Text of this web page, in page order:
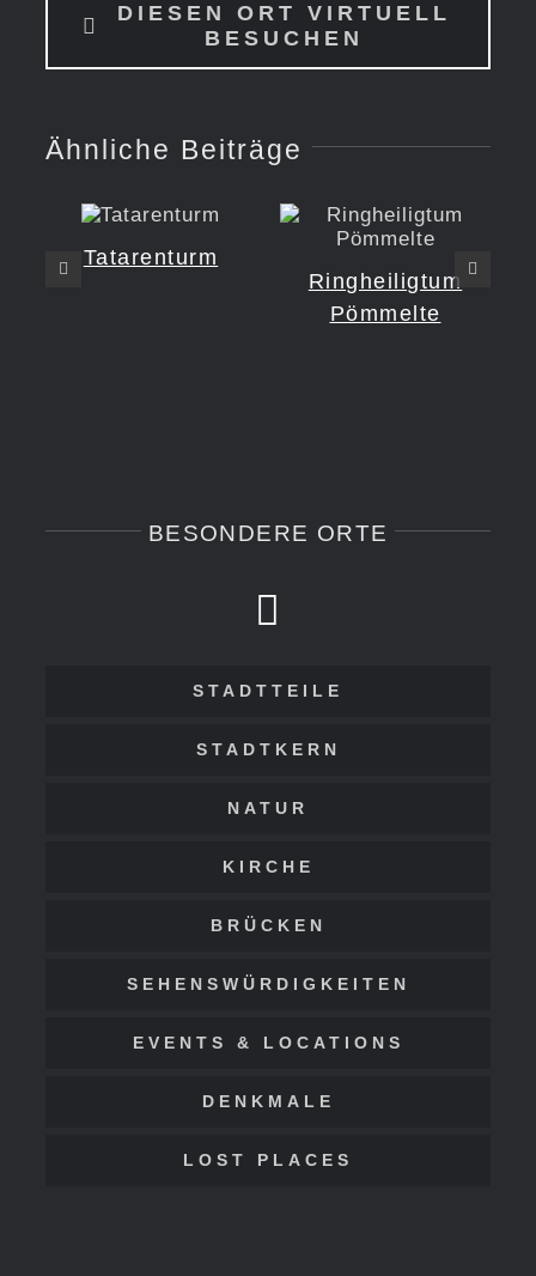
DIESEN ORT VIRTUELL
BESUCHEN
Ähnliche Beiträge
Tatarenturm
Ringheiligtum
Pömmelte
BESONDERE ORTE
STADTTEILE
STADTKERN
NATUR
KIRCHE
BRÜCKEN
SEHENSWÜRDIGKEITEN
EVENTS & LOCATIONS
DENKMALE
LOST PLACES